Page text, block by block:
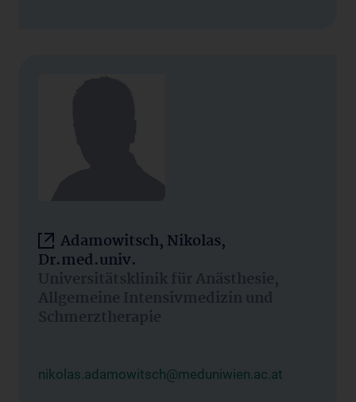
Adamowitsch, Nikolas,
Dr.med.univ.
Universitätsklinik für Anästhesie,
Allgemeine Intensivmedizin und
Schmerztherapie
nikolas.adamowitsch@meduniwien.ac.at